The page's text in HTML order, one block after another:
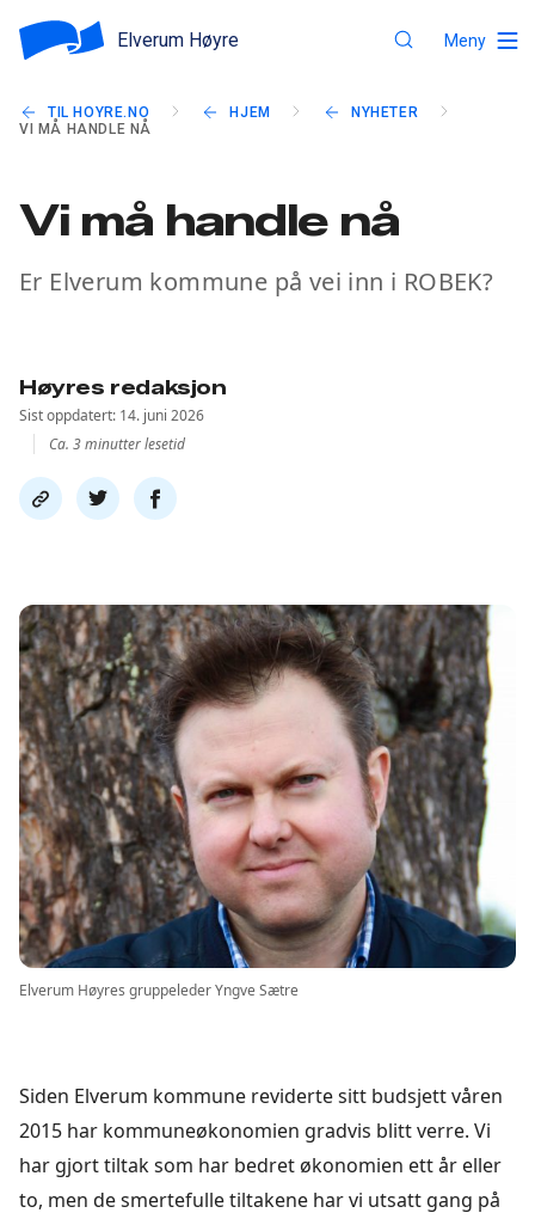
Elverum Høyre Meny
TIL HOYRE.NO HJEM
NYHETER
VI MÅ HANDLE NÅ
Vi må handle nå
Er Elverum kommune på vei inn i ROBEK?
Høyres redaksjon
Sist oppdatert: 14. juni 2026
Ca. 3 minutter lesetid
Del
link
Del
på
Del
på
Elverum Høyres gruppeleder Yngve Sætre
Siden Elverum kommune reviderte sitt budsjett våren
2015 har kommuneøkonomien gradvis blitt verre. Vi
har gjort tiltak som har bedret økonomien ett år eller
to, men de smertefulle tiltakene har vi utsatt gang på